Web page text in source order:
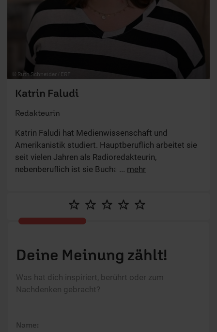
© Ruth Schneider / ERF
Katrin Faludi
Redakteurin
Katrin Faludi hat Medienwissenschaft und
Amerikanistik studiert. Hauptberuflich arbeitet sie
seit vielen Jahren als Radioredakteurin,
nebenberuflich ist sie Buchautorin. Zu ihren
gerne die Schwere nimmt. Sie ist verheiratet, hat
zwei Kinder und mag alles, was mit Sprache(n) zu
... mehr
Deine Meinung zählt!
Was hat dich inspiriert, berührt oder zum
Nachdenken gebracht?
Name: